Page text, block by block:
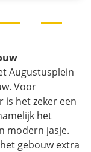
Augustusplein
Voor
het zeker een
het
modern jasje.
gebouw extra